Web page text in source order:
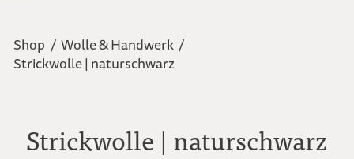
Shop / Wolle & Handwerk /
Strickwolle | naturschwarz
Strickwolle | naturschwarz